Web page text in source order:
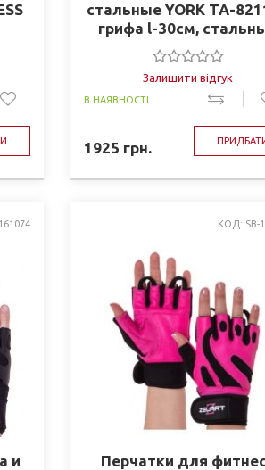
стальные YORK TA-
грифа l-30см,
блины 15кг)
Залишити відгук
В НАЯВНОСТІ
1925 грн.
и
КОД: SB-
Перчатки для